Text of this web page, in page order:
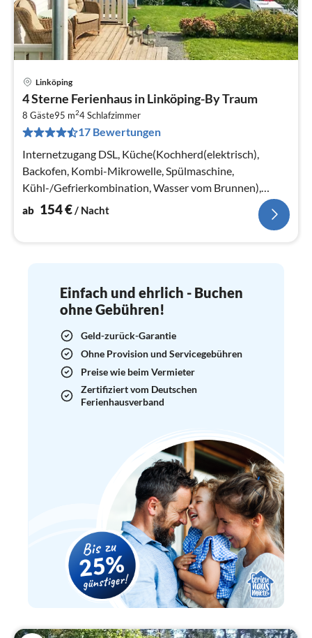
Linköping
4 Sterne Ferienhaus in Linköping-By Traum
8 Gäste95 m24Schlafzimmer
17 Bewertungen
Internetzugang DSL, Küche(Kochherd(elektrisch),
Backofen, Kombi-Mikrowelle, Spülmaschine,
Kühl-/Gefrierkombination, Wasser vom Brunnen),
Wohn-/Schlafzimmer(TV, Kaminofen)
ab 154€/ Nacht
Einfach und ehrlich - Buchen
ohne Gebühren!
Geld-zurück-Garantie
Ohne Provision und Servicegebühren
Preise wie beim Vermieter
Zertifiziert vom Deutschen
Ferienhausverband